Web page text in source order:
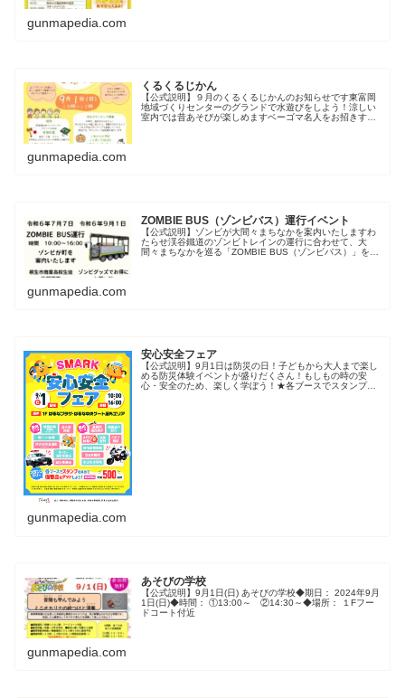
gunmapedia.com
くるくるじかん
【公式説明】９月のくるくるじかんのお知らせです東富岡
地域づくりセンターのグランドで水遊びをしよう！涼しい
室内では昔あそびが楽しめますベーゴマ名人をお招きする
gunmapedia.com
ZOMBIE BUS（ゾンビバス）運行イベント
【公式説明】ゾンビが大間々まちなかを案内いたしますわ
たらせ渓谷鐵道のゾンビトレインの運行に合わせて、大
間々まちなかを巡る「ZOMBIE BUS（ゾンビバス）」を運
gunmapedia.com
安心安全フェア
【公式説明】9月1日は防災の日！子どもから大人まで楽し
める防災体験イベントが盛りだくさん！もしもの時の安
心・安全のため、楽しく学ぼう！★各ブースでスタンプを
gunmapedia.com
あそびの学校
【公式説明】9月1日(日) あそびの学校◆期日： 2024年9月
1日(日)◆時間： ①13:00～ ②14:30～◆場所： １Fフー
ドコート付近
gunmapedia.com